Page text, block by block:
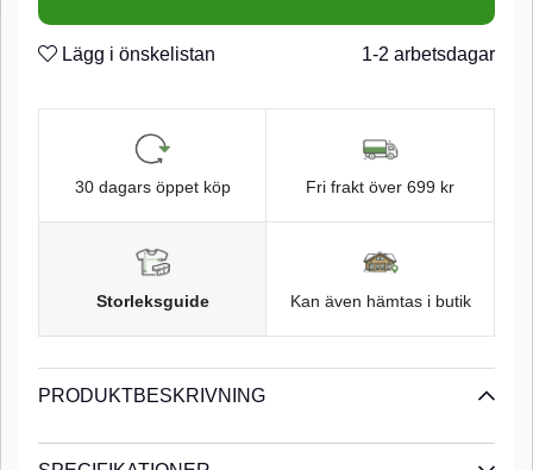
Micro Barb
n
Large Eye
Black Chrome finish
Lägg i önskelistan 1-2 arbetsdagar
30 dagars öppet köp Fri frakt över 699 kr
Storleksguide Kan även hämtas i butik
PRODUKTBESKRIVNING